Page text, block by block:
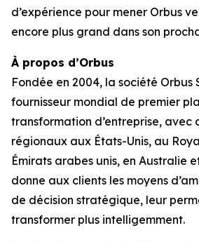
d’expérience pour mener Orbus
encore plus grand dans son
À propos d’Orbus
Fondée en 2004, la société Orbus
fournisseur mondial de premier
transformation d’entreprise, avec
régionaux aux États-Unis, au
Émirats arabes unis, en Australie
donne aux clients les moyens
de décision stratégique, leur
transformer plus intelligemment.